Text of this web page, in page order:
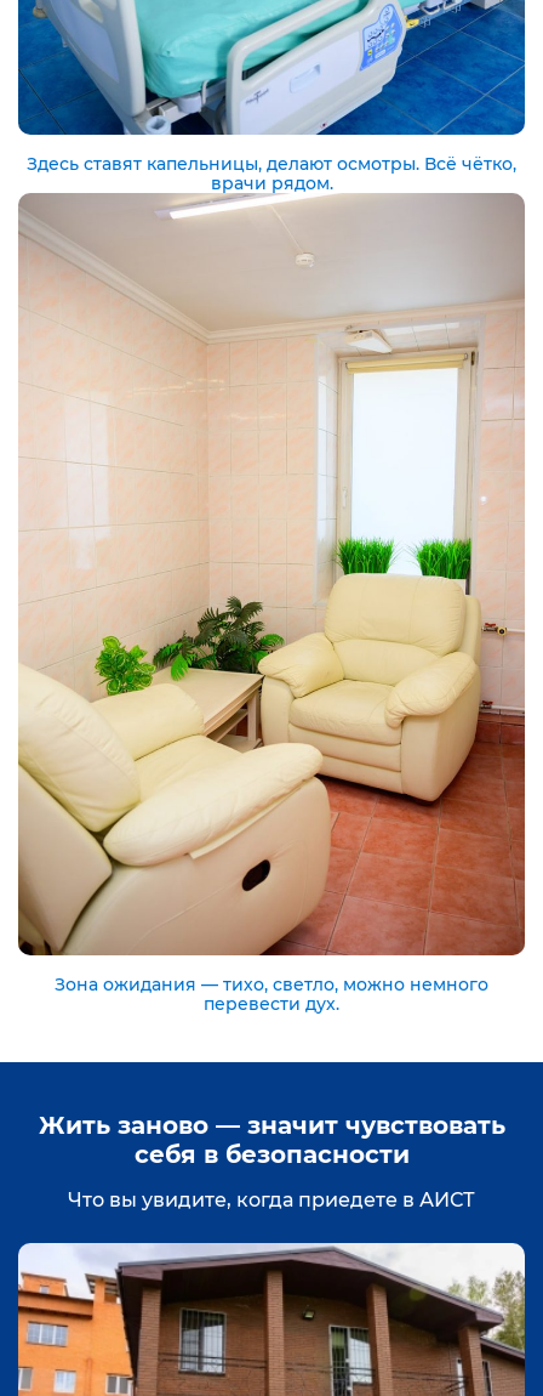
Здесь ставят капельницы, делают осмотры. Всё чётко,
врачи рядом.
Зона ожидания — тихо, светло, можно немного
перевести дух.
Жить заново — значит чувствовать
себя в безопасности
Что вы увидите, когда приедете в АИСТ